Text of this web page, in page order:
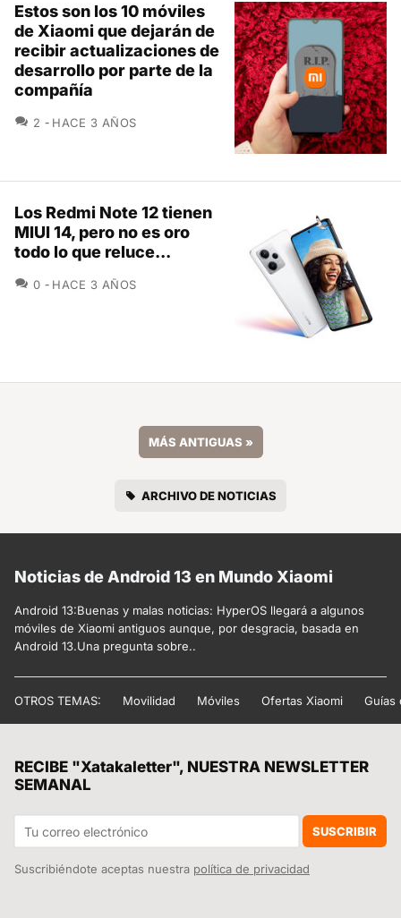
Estos son los 10 móviles
de Xiaomi que dejarán de
recibir actualizaciones de
desarrollo por parte de la
compañía
2 COMENTARIOS
HACE 3 AÑOS
Los Redmi Note 12 tienen
MIUI 14, pero no es oro
todo lo que reluce...
0 COMENTARIOS
HACE 3 AÑOS
MÁS ANTIGUAS »
ARCHIVO DE NOTICIAS
Noticias de Android 13 en Mundo Xiaomi
Android 13:Buenas y malas noticias: HyperOS llegará a algunos
móviles de Xiaomi antiguos aunque, por desgracia, basada en
Android 13.Una pregunta sobre..
OTROS TEMAS: Movilidad Móviles Ofertas Xiaomi Guías
RECIBE "Xatakaletter", NUESTRA NEWSLETTER
SEMANAL
SUSCRIBIR
Suscribiéndote aceptas nuestra política de privacidad